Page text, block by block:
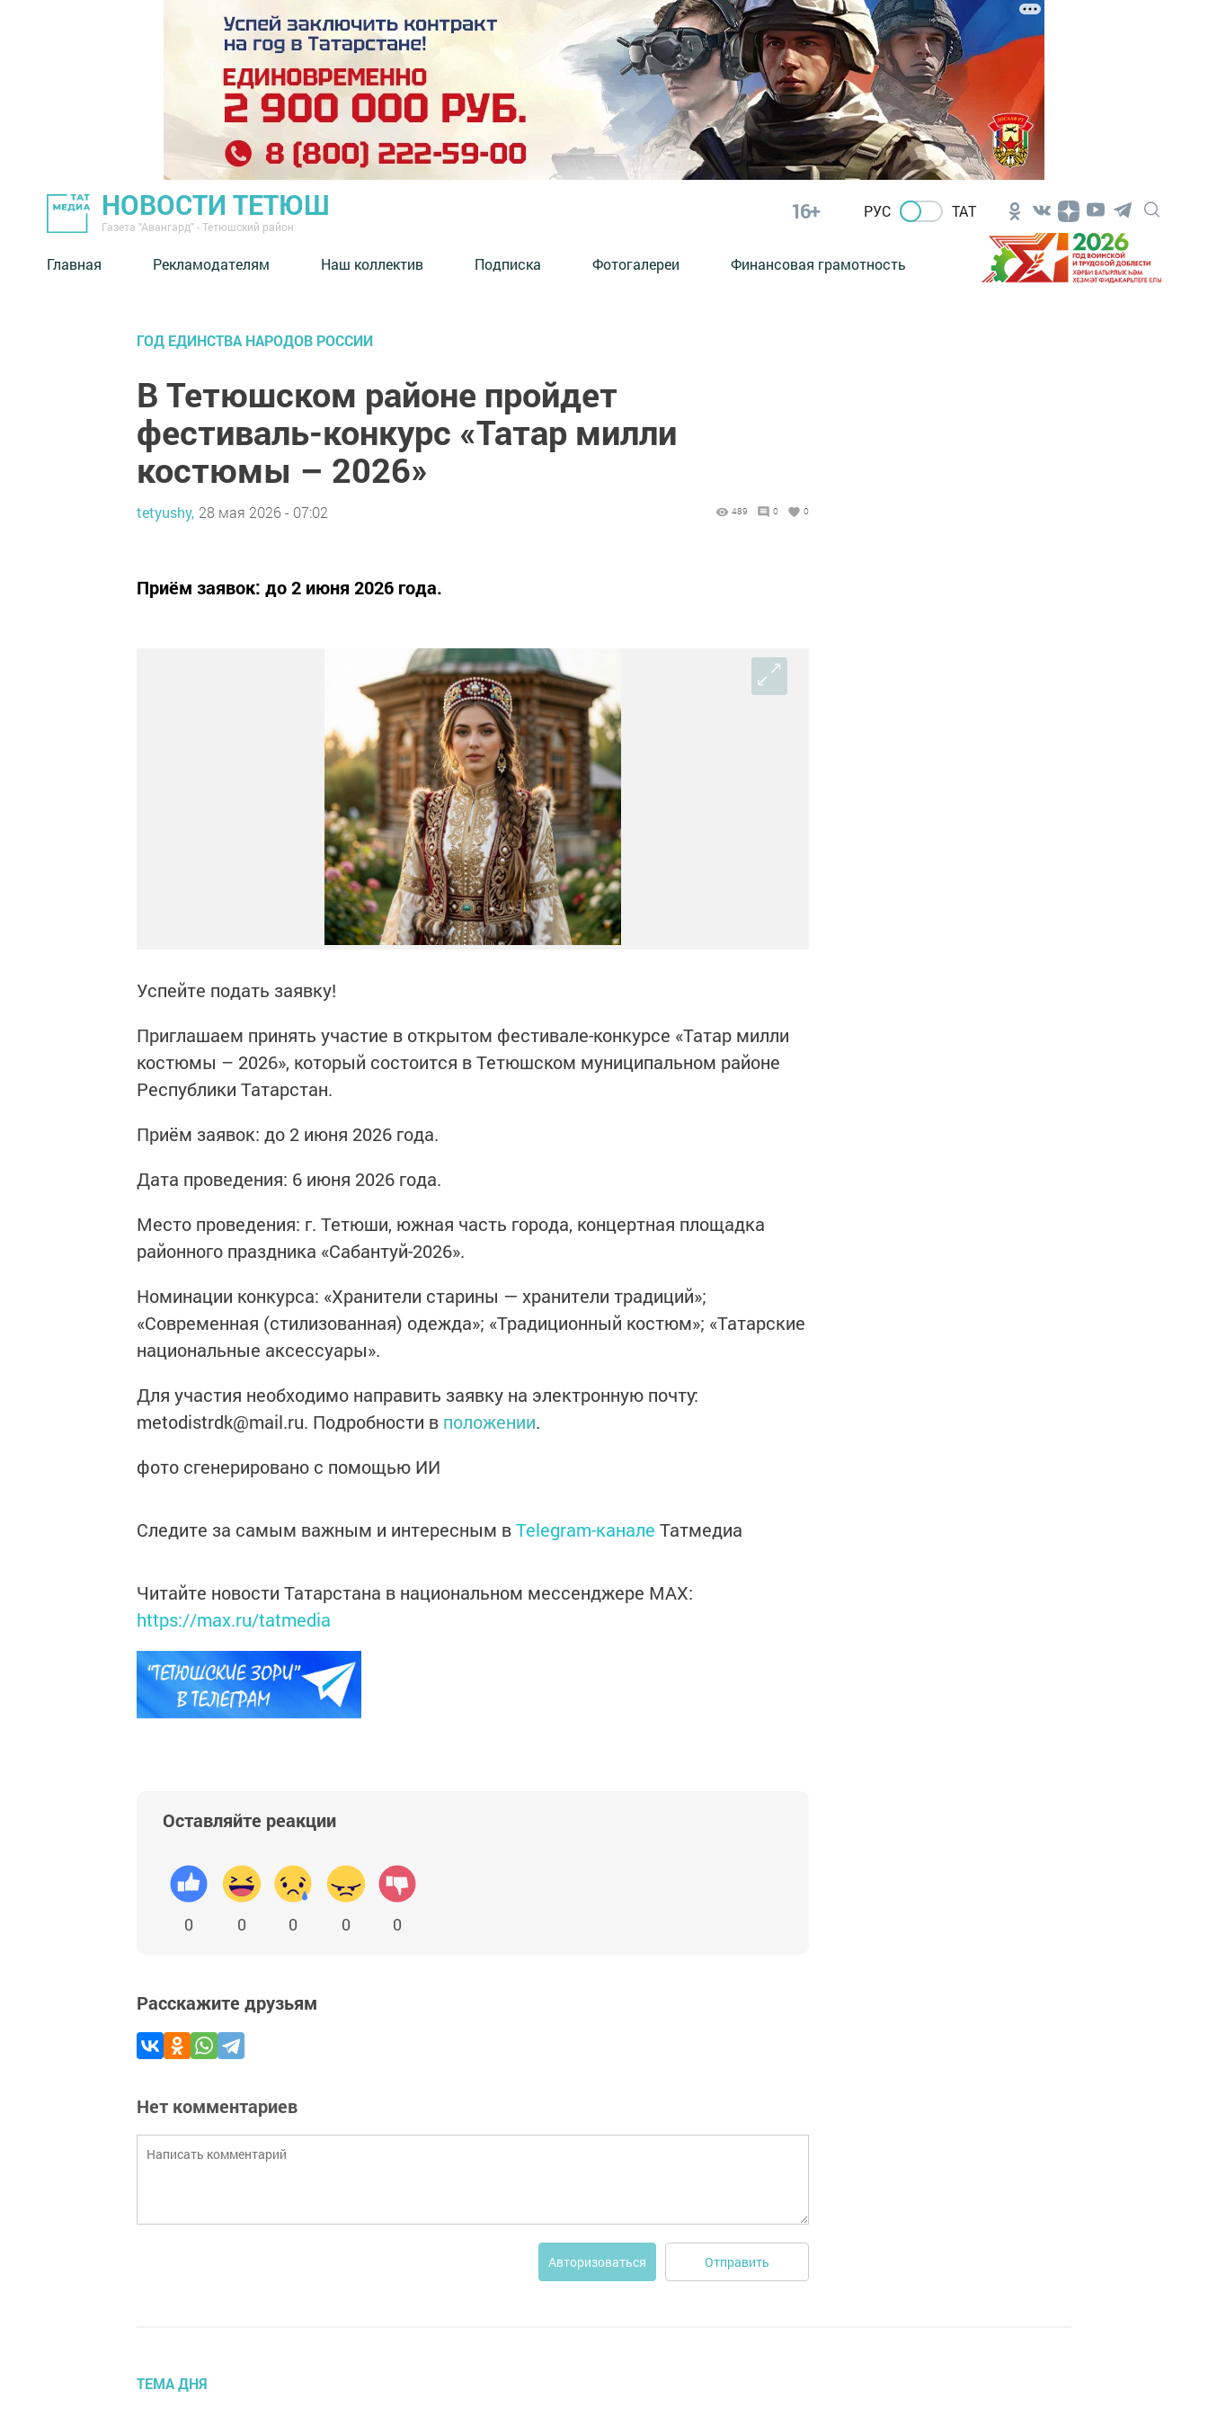
НОВОСТИ ТЕТЮШ
Газета "Авангард" - Тетюшский район
16+ РУС ТАТ
Главная Рекламодателям Наш коллектив Подписка Фотогалереи Финансовая грамотность
ГОД ЕДИНСТВА НАРОДОВ РОССИИ
В Тетюшском районе пройдет
фестиваль-конкурс «Татар милли
костюмы – 2026»
tetyushy, 28 мая 2026 - 07:02 489 0 0
Приём заявок: до 2 июня 2026 года.
Успейте подать заявку!
Приглашаем принять участие в открытом фестивале-конкурсе «Татар милли
костюмы – 2026», который состоится в Тетюшском муниципальном районе
Республики Татарстан.
Приём заявок: до 2 июня 2026 года.
Дата проведения: 6 июня 2026 года.
Место проведения: г. Тетюши, южная часть города, концертная площадка
районного праздника «Сабантуй-2026».
Номинации конкурса: «Хранители старины — хранители традиций»;
«Современная (стилизованная) одежда»; «Традиционный костюм»; «Татарские
национальные аксессуары».
Для участия необходимо направить заявку на электронную почту:
metodistrdk@mail.ru. Подробности в положении.
фото сгенерировано с помощью ИИ
Следите за самым важным и интересным вTelegram-канале Татмедиа
Читайте новости Татарстана в национальном мессенджере MАХ:
https://max.ru/tatmedia
Оставляйте реакции
0 0 0 0 0
Расскажите друзьям
Нет комментариев
Авторизоваться Отправить
ТЕМА ДНЯ